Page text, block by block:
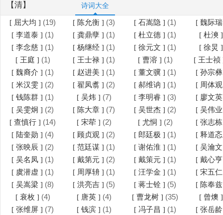
【清】 诗词大全
[ 屈大均 ] (19) [ 陈允衡 ] (3) [ 石嵩隐 ] (1)
[ 魏际
[ 李道泰 ] (1) [ 龚鼎孽 ] (1) [ 杜立德 ] (1)
[ 杜漺
[ 李念慈 ] (1) [ 杨继经 ] (1) [ 徐元文 ] (1)
[ 徐炅
[ 王庭 ] (1) [ 王士禄 ] (1) [ 曹溶 ] (1)
[ 王士
[ 魏裔介 ] (1) [ 赵进美 ] (1) [ 董文骥 ] (1)
[ 孙宗
[ 米汉雯 ] (2) [ 翟凤翥 ] (2) [ 郝维讷 ] (1)
[ 周体
[ 钱陈群 ] (1) [ 吴炜 ] (7) [ 李明睿 ] (3)
[ 廖文
[ 吴雯炯 ] (2) [ 陈大章 ] (7) [ 吴世杰 ] (2)
[ 吴伟
[ 查慎行 ] (14) [ 宋荦 ] (2) [ 尤恫 ] (2)
[ 张志
[ 陆奎勋 ] (4) [ 顾贞观 ] (2) [ 郎廷极 ] (1)
[ 释道
[ 张映辰 ] (2) [ 范廷谋 ] (1) [ 谢佑淮 ] (1)
[ 吴瀹
[ 吴名凤 ] (1) [ 戴第元 ] (2) [ 戴策元 ] (1)
[ 戴心
[ 虞潜虚 ] (1) [ 周厚辀 ] (1) [ 汪学金 ] (1)
[ 宋五
[ 吴嵩梁 ] (8) [ 洪亮吉 ] (5) [ 蒋士铨 ] (5)
[ 陈奉
[ 衰枚 ] (4) [ 唐英 ] (4) [ 曹龙树 ] (35)
[ 曾燠
[ 张维屏 ] (7) [ 钱滨 ] (1) [ 冯子昌 ] (1)
[ 张岳